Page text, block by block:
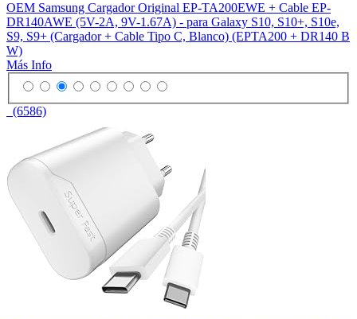
OEM Samsung Cargador Original EP-TA200EWE + Cable EP-
DR140AWE (5V-2A, 9V-1.67A) - para Galaxy S10, S10+, S10e,
S9, S9+ (Cargador + Cable Tipo C, Blanco) (EPTA200 + DR140 B
W)
Más Info
(6586)